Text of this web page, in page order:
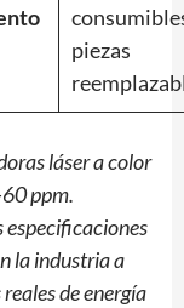
piezas
láser a color
ppm.
la industria a
de energía